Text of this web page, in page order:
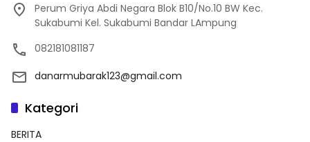
Perum Griya Abdi Negara Blok B10/No.10 BW Kec.
Sukabumi Kel. Sukabumi Bandar LAmpung
082181081187
danarmubarak123@gmail.com
Kategori
BERITA